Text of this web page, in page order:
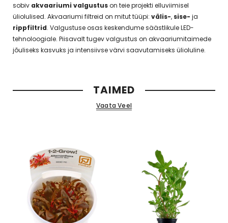
sobiv akvaariumi valgustuson teie projekti elluviimisel
üliolulised. Akvaariumi filtreid on mitut tüüpi: välis-, sise- ja
rippfiltrid. Valgustuse osas keskendume säästlikule LED-
tehnoloogiale. Piisavalt tugev valgustus on akvaariumitaimede
jõuliseks kasvuks ja intensiivse värvi saavutamiseks ülioluline.
TAIMED
Vaata Veel